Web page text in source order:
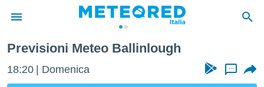
di
Previsioni Meteo Ballinlough
18:20 Domenica ...